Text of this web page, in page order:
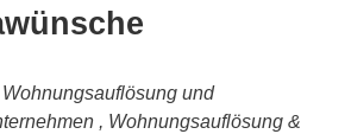
Wohnungsauflösung und
, Wohnungsauflösung &